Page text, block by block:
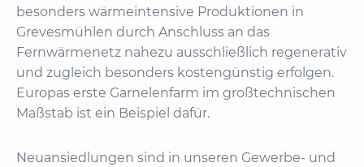
besonders wärmeintensive Produktionen in
Grevesmühlen durch Anschluss an das
Fernwärmenetz nahezu ausschließlich regenerativ
und zugleich besonders kostengünstig erfolgen.
Europas erste Garnelenfarm im großtechnischen
Maßstab ist ein Beispiel dafür.
Neuansiedlungen sind in unseren Gewerbe- und